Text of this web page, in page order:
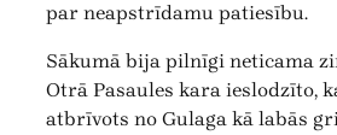
par neapstrīdamu patiesību.
Sākumā bija pilnīgi neticama
Otrā Pasaules kara ieslodzīto,
atbrīvots no Gulaga kā labās